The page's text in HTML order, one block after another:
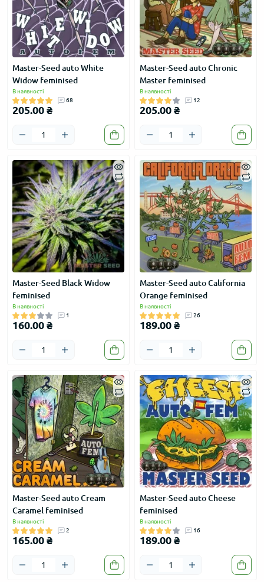
Master-Seed auto White
Widow feminised
В наявності
68
205.00 ₴
Master-Seed auto Chronic
Master feminised
В наявності
12
205.00 ₴
Master-Seed Black Widow
feminised
В наявності
1
160.00 ₴
Master-Seed auto California
Orange feminised
В наявності
26
189.00 ₴
Master-Seed auto Cream
Caramel feminised
В наявності
2
165.00 ₴
Master-Seed auto Cheese
feminised
В наявності
16
189.00 ₴